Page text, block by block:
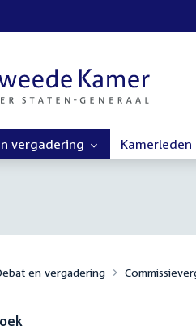
vergadering Kamerleden
en vergadering